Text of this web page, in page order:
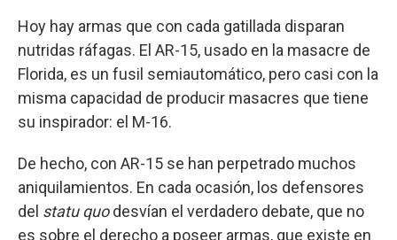
Hoy hay armas que con cada gatillada disparan
nutridas ráfagas. El AR-15, usado en la masacre de
Florida, es un fusil semiautomático, pero casi con la
misma capacidad de producir masacres que tiene
su inspirador: el M-16.
De hecho, con AR-15 se han perpetrado muchos
aniquilamientos. En cada ocasión, los defensores
del statu quodesvían el verdadero debate, que no
es sobre el derecho a poseer armas, que existe en